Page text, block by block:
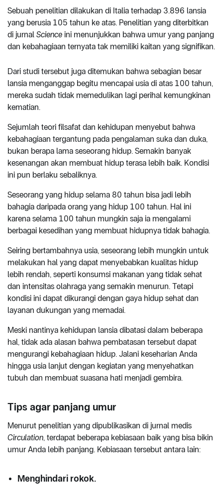
Sebuah penelitian dilakukan di Italia terhadap 3.896 lansia
yang berusia 105 tahun ke atas. Penelitian yang diterbitkan
di jurnal Science ini menunjukkan bahwa umur yang panjang
dan kebahagiaan ternyata tak memiliki kaitan yang signifikan.
Dari studi tersebut juga ditemukan bahwa sebagian besar
lansia menganggap begitu mencapai usia di atas 100 tahun,
mereka sudah tidak memedulikan lagi perihal kemungkinan
kematian.
Sejumlah teori filsafat dan kehidupan menyebut bahwa
kebahagiaan tergantung pada pengalaman suka dan duka,
bukan berapa lama seseorang hidup. Semakin banyak
kesenangan akan membuat hidup terasa lebih baik. Kondisi
ini pun berlaku sebaliknya.
Seseorang yang hidup selama 80 tahun bisa jadi lebih
bahagia daripada orang yang hidup 100 tahun. Hal ini
karena selama 100 tahun mungkin saja ia mengalami
berbagai kesedihan yang membuat hidupnya tidak bahagia.
Seiring bertambahnya usia, seseorang lebih mungkin untuk
melakukan hal yang dapat menyebabkan kualitas hidup
lebih rendah, seperti konsumsi makanan yang tidak sehat
dan intensitas olahraga yang semakin menurun. Tetapi
kondisi ini dapat dikurangi dengan gaya hidup sehat dan
layanan dukungan yang memadai.
Meski nantinya kehidupan lansia dibatasi dalam beberapa
hal, tidak ada alasan bahwa pembatasan tersebut dapat
mengurangi kebahagiaan hidup. Jalani keseharian Anda
hingga usia lanjut dengan kegiatan yang menyehatkan
tubuh dan membuat suasana hati menjadi gembira.
Tips agar panjang umur
Menurut penelitian yang dipublikasikan di jurnal medis
Circulation, terdapat beberapa kebiasaan baik yang bisa bikin
umur Anda lebih panjang. Kebiasaan tersebut antara lain:
Menghindari rokok.